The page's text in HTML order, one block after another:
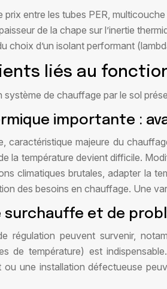
prix entre les tubes PER,
de la chape sur l’inertie
choix d’un isolant performant
liés au
système de chauffage par le sol
importante :
caractéristique majeure du
la température devient difficile.
climatiques brutales, adapter la
des besoins en chauffage. Une
surchauffe et de
régulation peuvent survenir,
de température) est
ou une installation défectueuse